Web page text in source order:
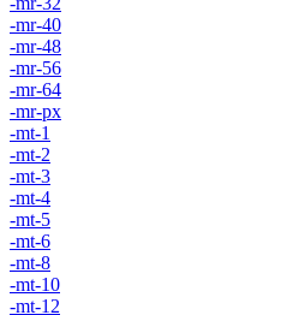
-mr-40
-mr-48
-mr-56
-mr-64
-mr-px
-mt-1
-mt-2
-mt-3
-mt-4
-mt-5
-mt-6
-mt-8
-mt-10
-mt-12